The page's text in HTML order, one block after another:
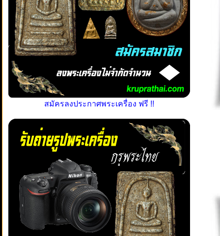
สมัครลงประกาศพระเครื่อง ฟรี !!